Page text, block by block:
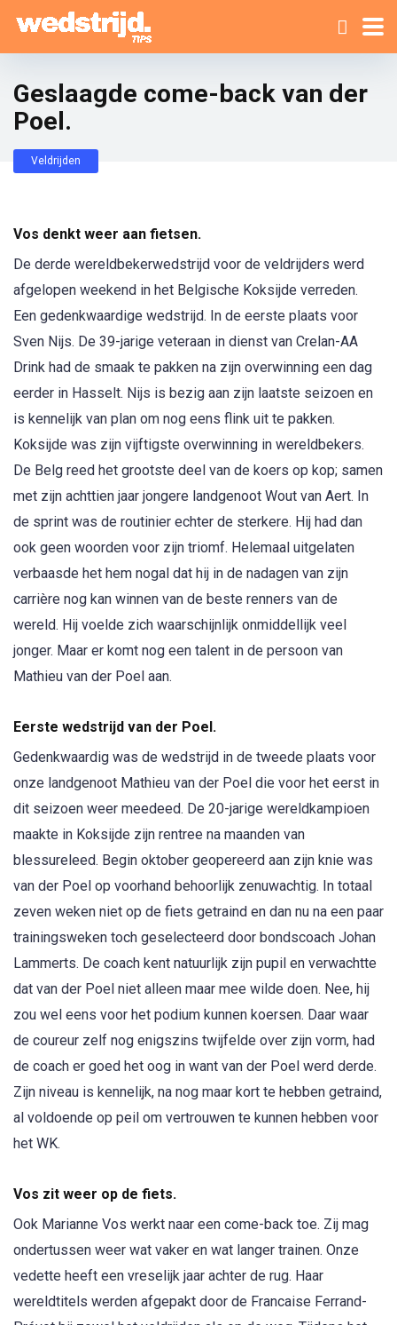
Geslaagde come-back van der
Poel.
Veldrijden
Vos denkt weer aan fietsen.
De derde wereldbekerwedstrijd voor de veldrijders werd
afgelopen weekend in het Belgische Koksijde verreden.
Een gedenkwaardige wedstrijd. In de eerste plaats voor
Sven Nijs. De 39-jarige veteraan in dienst van Crelan-AA
Drink had de smaak te pakken na zijn overwinning een dag
eerder in Hasselt. Nijs is bezig aan zijn laatste seizoen en
is kennelijk van plan om nog eens flink uit te pakken.
Koksijde was zijn vijftigste overwinning in wereldbekers.
De Belg reed het grootste deel van de koers op kop; samen
met zijn achttien jaar jongere landgenoot Wout van Aert. In
de sprint was de routinier echter de sterkere. Hij had dan
ook geen woorden voor zijn triomf. Helemaal uitgelaten
verbaasde het hem nogal dat hij in de nadagen van zijn
carrière nog kan winnen van de beste renners van de
wereld. Hij voelde zich waarschijnlijk onmiddellijk veel
jonger. Maar er komt nog een talent in de persoon van
Mathieu van der Poel aan.
Eerste wedstrijd van der Poel.
Gedenkwaardig was de wedstrijd in de tweede plaats voor
onze landgenoot Mathieu van der Poel die voor het eerst in
dit seizoen weer meedeed. De 20-jarige wereldkampioen
maakte in Koksijde zijn rentree na maanden van
blessureleed. Begin oktober geopereerd aan zijn knie was
van der Poel op voorhand behoorlijk zenuwachtig. In totaal
zeven weken niet op de fiets getraind en dan nu na een paar
trainingsweken toch geselecteerd door bondscoach Johan
Lammerts. De coach kent natuurlijk zijn pupil en verwachtte
dat van der Poel niet alleen maar mee wilde doen. Nee, hij
zou wel eens voor het podium kunnen koersen. Daar waar
de coureur zelf nog enigszins twijfelde over zijn vorm, had
de coach er goed het oog in want van der Poel werd derde.
Zijn niveau is kennelijk, na nog maar kort te hebben getraind,
al voldoende op peil om vertrouwen te kunnen hebben voor
het WK.
Vos zit weer op de fiets.
Ook Marianne Vos werkt naar een come-back toe. Zij mag
ondertussen weer wat vaker en wat langer trainen. Onze
vedette heeft een vreselijk jaar achter de rug. Haar
wereldtitels werden afgepakt door de Francaise Ferrand-